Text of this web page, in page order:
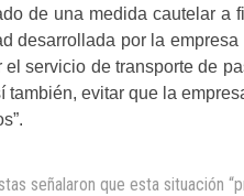
de una medida cautelar a
desarrollada por la
servicio de transporte de
también, evitar que la
señalaron que esta situación